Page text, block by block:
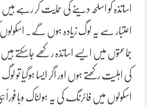
اساتذہ کو اسلحہ دینے کی حمایت کر رہے
جماعتوں میں ایسے اساتذہ رکھے جاسکتے ہیں
کی اہلیت رکھتے ہوں اور اگر ایسا ہوگیا تو
اسکولوں میں فائرنگ کی یہ ہولناک وبا